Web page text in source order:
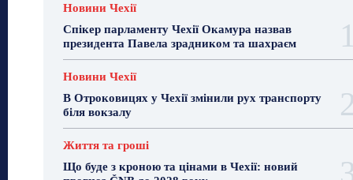
Новини Чехії
Спікер парламенту Чехії Окамура назвав
президента Павела зрадником та шахраєм
Новини Чехії
В Отроковицях у Чехії змінили рух транспорту
біля вокзалу
Життя та гроші
Що буде з кроною та цінами в Чехії: новий